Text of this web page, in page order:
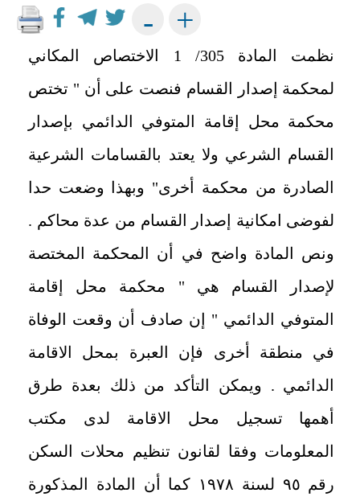
+
-
نظمت المادة 305‏/ 1 ‏الاختصاص المكاني
لمحكمة إصدار القسام فنصت على أن " تختص
محكمة محل إقامة المتوفي الدائمي بإصدار
القسام الشرعي ولا يعتد بالقسامات الشرعية
الصادرة من محكمة أخرى" وبهذا وضعت حدا
لفوضى امكانية إصدار القسام من عدة محاكم .
ونص المادة واضح في أن المحكمة المختصة
لإصدار القسام هي " محكمة محل إقامة
المتوفي الدائمي " إن صادف أن وقعت الوفاة
في منطقة أخرى فإن العبرة بمحل الاقامة
الدائمي . ويمكن التأكد من ذلك بعدة طرق
أهمها تسجيل محل الاقامة لدى مكتب
المعلومات وفقا لقانون تنظيم محلات السكن
رقم ٩٥ ‏لسنة ١٩٧٨ ‏كما أن المادة المذكورة